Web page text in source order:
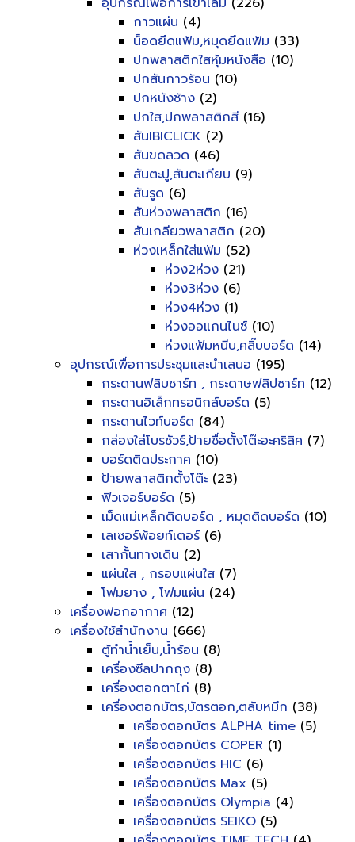
กาวแผ่น (4)
น็อดยึดแฟ้ม,หมุดยึดแฟ้ม (33)
ปกพลาสติกใสหุ้มหนังสือ (10)
ปกสันกาวร้อน (10)
ปกหนังช้าง (2)
ปกใส,ปกพลาสติกสี (16)
สันIBICLICK (2)
สันขดลวด (46)
สันตะปู,สันตะเกียบ (9)
สันรูด (6)
สันห่วงพลาสติก (16)
สันเกลียวพลาสติก (20)
ห่วงเหล็กใส่แฟ้ม (52)
ห่วง2ห่วง (21)
ห่วง3ห่วง (6)
ห่วง4ห่วง (1)
ห่วงออแกนไนซ์ (10)
ห่วงแฟ้มหนีบ,คลิ๊บบอร์ด (14)
อุปกรณ์เพื่อการประชุมและนำเสนอ (195)
กระดานฟลิบชาร์ท , กระดาษฟลิปชาร์ท (12)
กระดานอิเล็กทรอนิกส์บอร์ด (5)
กระดานไวท์บอร์ด (84)
กล่องใส่โบรชัวร์,ป้ายชื่อตั้งโต๊ะอะคริลิค (7)
บอร์ดติดประกาศ (10)
ป้ายพลาสติกตั้งโต๊ะ (23)
ฟิวเจอร์บอร์ด (5)
เม็ดแม่เหล็กติดบอร์ด , หมุดติดบอร์ด (10)
เลเซอร์พ้อยท์เตอร์ (6)
เสากั้นทางเดิน (2)
แผ่นใส , กรอบแผ่นใส (7)
โฟมยาง , โฟมแผ่น (24)
เครื่องฟอกอากาศ (12)
เครื่องใช้สำนักงาน (666)
ตู้ทำน้ำเย็น,น้ำร้อน (8)
เครื่องซีลปากถุง (8)
เครื่องตอกตาไก่ (8)
เครื่องตอกบัตร,บัตรตอก,ตลับหมึก (38)
เครื่องตอกบัตร ALPHA time (5)
เครื่องตอกบัตร COPER (1)
เครื่องตอกบัตร HIC (6)
เครื่องตอกบัตร Max (5)
เครื่องตอกบัตร Olympia (4)
เครื่องตอกบัตร SEIKO (5)